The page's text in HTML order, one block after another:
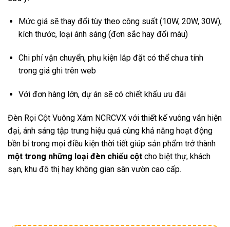
Mức giá sẽ thay đổi tùy theo công suất (10W, 20W, 30W),
kích thước, loại ánh sáng (đơn sắc hay đổi màu)
Chi phí vận chuyển, phụ kiện lắp đặt có thể chưa tính
trong giá ghi trên web
Với đơn hàng lớn, dự án sẽ có chiết khấu ưu đãi
Đèn Rọi Cột Vuông Xám NCRCVX với thiết kế vuông vắn hiện
đại, ánh sáng tập trung hiệu quả cùng khả năng hoạt động
bền bỉ trong mọi điều kiện thời tiết giúp sản phẩm trở thành
một trong những loại đèn chiếu cột cho biệt thự, khách
sạn, khu đô thị hay không gian sân vườn cao cấp.